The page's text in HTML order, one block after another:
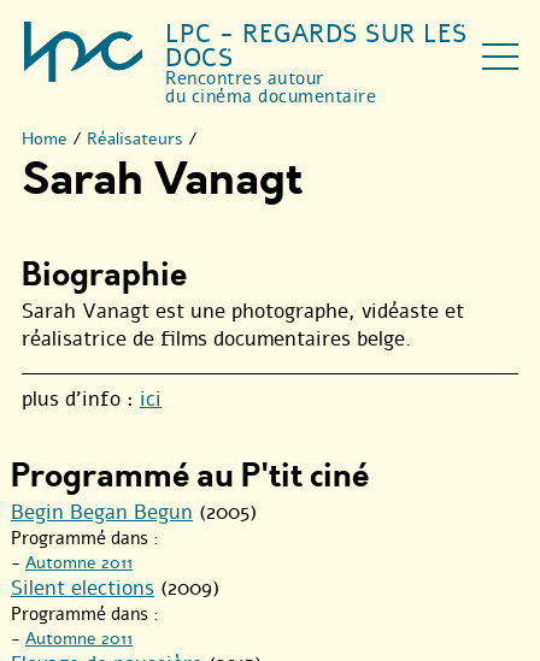
LPC - REGARDS SUR LES
DOCS
Rencontres autour
du cinéma documentaire
Home / Réalisateurs /
Sarah Vanagt
Biographie
Sarah Vanagt est une photographe, vidéaste et
réalisatrice de films documentaires belge.
plus d’info : ici
Programmé au P'tit ciné
Begin Began Begun (2005)
Programmé dans :
- Automne 2011
Silent elections (2009)
Programmé dans :
- Automne 2011